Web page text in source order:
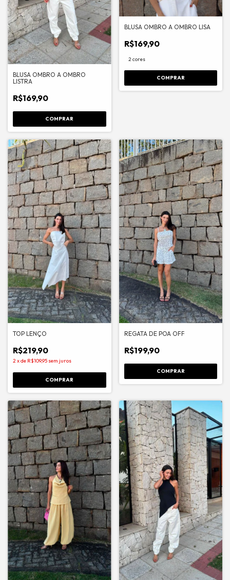
BLUSA OMBRO A OMBRO
LISTRA
R$169,90
COMPRAR
BLUSA OMBRO A OMBRO LISA
R$169,90
2 cores
COMPRAR
TOP LENÇO
R$219,90
2xde R$109,95 sem juros
COMPRAR
REGATA DE POA OFF
R$199,90
COMPRAR